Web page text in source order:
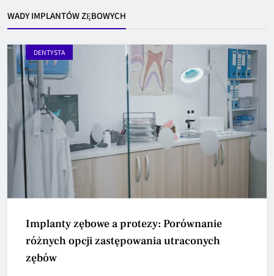
WADY IMPLANTÓW ZĘBOWYCH
DENTYSTA
Implanty zębowe a protezy: Porównanie
różnych opcji zastępowania utraconych
zębów